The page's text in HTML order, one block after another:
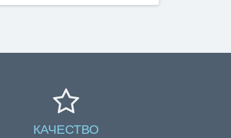
КАЧЕСТВО